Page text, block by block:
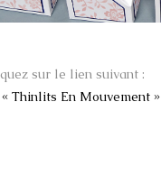
sur le lien suivant :
Thinlits En Mouvement »